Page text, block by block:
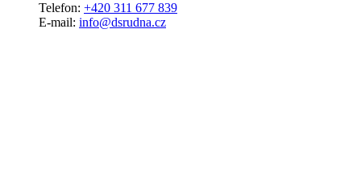
Telefon: +420 311 677 839
E-mail: info@dsrudna.cz